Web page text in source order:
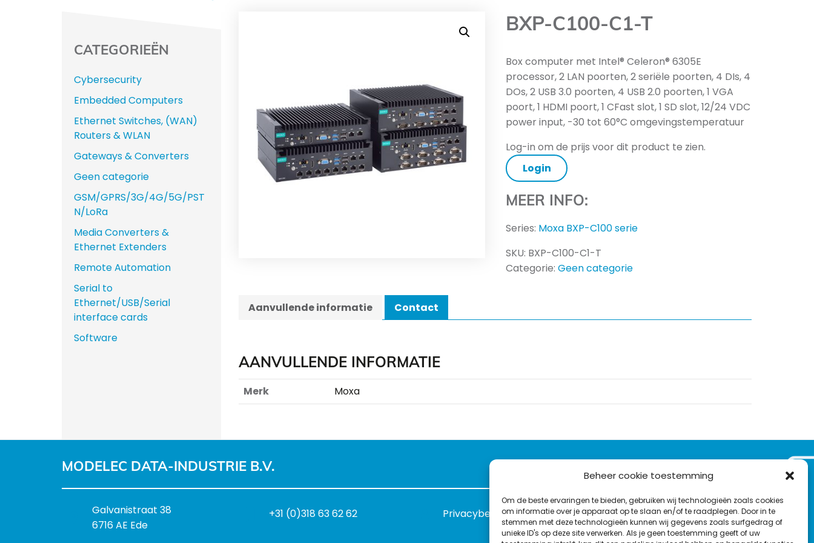
Beheer cookie toestemming
Om de beste ervaringen te bieden, gebruiken wij technologieën zoals cookies
om informatie over je apparaat op te slaan en/of te raadplegen. Door in te
stemmen met deze technologieën kunnen wij gegevens zoals surfgedrag of
unieke ID's op deze site verwerken. Als je geen toestemming geeft of uw
BXP-C100-C1-T
Box computer met Intel® Celeron® 6305E
processor, 2 LAN poorten, 2 seriële poorten, 4 DIs, 4
DOs, 2 USB 3.0 poorten, 4 USB 2.0 poorten, 1 VGA
poort, 1 HDMI poort, 1 CFast slot, 1 SD slot, 12/24 VDC
power input, -30 tot 60°C omgevingstemperatuur
Log-in om de prijs voor dit product te zien.
Login
MEER INFO:
Series: Moxa BXP-C100 serie
SKU: BXP-C100-C1-T
Categorie:Geen categorie
Aanvullende informatie Contact
AANVULLENDE INFORMATIE
Merk Moxa
CATEGORIEËN
Cybersecurity
Embedded Computers
Ethernet Switches, (WAN)
Routers & WLAN
Gateways & Converters
Geen categorie
GSM/GPRS/3G/4G/5G/PST
N/LoRa
Media Converters &
Ethernet Extenders
Remote Automation
Serial to
Ethernet/USB/Serial
interface cards
Software
MODELEC DATA-INDUSTRIE B.V.
B
e
Galvanistraat 38
6716 AE Ede
+31 (0)318 63 62 62 Privacybeleid
L
i
nT
F
a
c
Y
o
u
C
o
n